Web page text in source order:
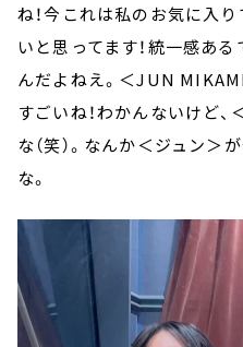
ね！今これは私のお気に入
いと思ってます！統一感あ
んだよねえ。＜JUN MIKAMI
すごいね！わかんないけど
な（笑）。なんか＜ジュン
な。